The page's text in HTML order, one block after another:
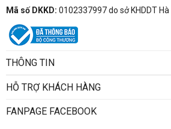
Mã số DKKD: 0102337997 do sở KHDDT Hà
THÔNG TIN
HỖ TRỢ KHÁCH HÀNG
FANPAGE FACEBOOK